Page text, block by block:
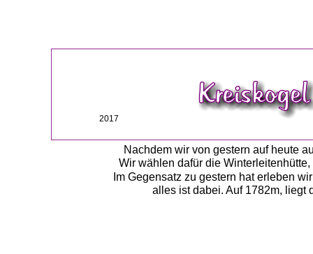
Nachdem wir von gestern auf heute
Wir wählen dafür die
Im Gegensatz zu gestern hat erleben
alles ist dabei. Auf 1782m, liegt
2017